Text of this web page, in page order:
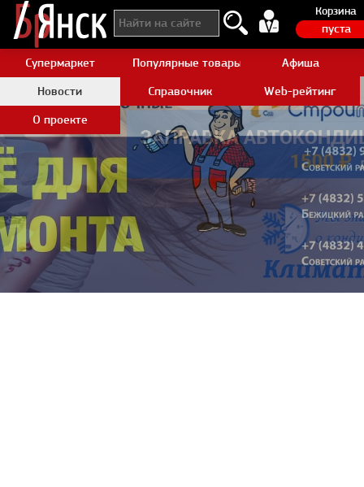
Корзина
пуста
Супермаркет Популярные товары AliexpressАфиша
Новости
Справочник
Web-рейтинг
О проекте